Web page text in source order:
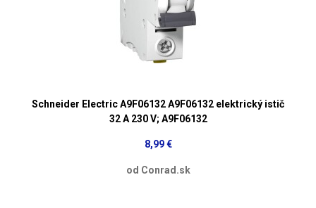
Schneider Electric A9F06132 A9F06132 elektrický istič
32 A 230 V; A9F06132
8,99 €
od Conrad.sk